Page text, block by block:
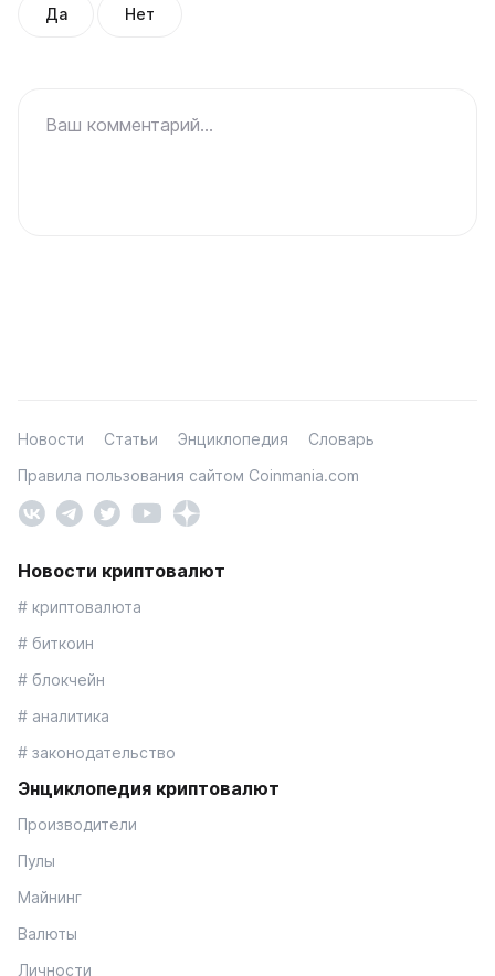
Да Нет
Ваш комментарий...
Новости Статьи Энциклопедия
Словарь
Правила пользования сайтом Coinmania.com
Новости криптовалют
# криптовалюта
# биткоин
# блокчейн
# аналитика
# законодательство
Энциклопедия криптовалют
Производители
Пулы
Майнинг
Валюты
Личности